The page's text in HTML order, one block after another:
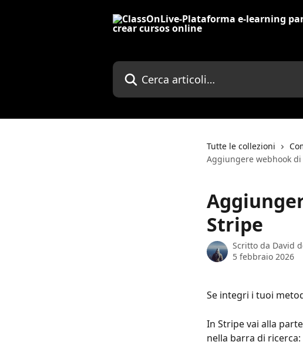
Cerca articoli…
Tutte le collezioni
Aggiungere webhook
Stripe
Scritto da David
5 febbraio 2026
Se integri i tuoi
In Stripe vai alla
nella barra di ricerca: